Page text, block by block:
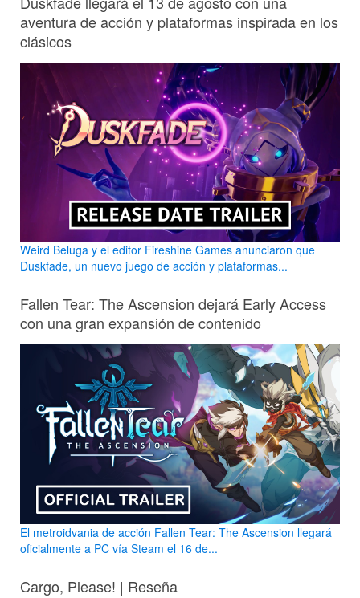
aventura de acción y plataformas inspirada en los
clásicos
Weird Beluga y el editor Fireshine Games anunciaron que
Duskfade, un nuevo juego de acción y plataformas...
Fallen Tear: The Ascension dejará Early Access
con una gran expansión de contenido
El metroidvania de acción Fallen Tear: The Ascension llegará
oficialmente a PC vía Steam el 16 de...
Cargo, Please! | Reseña